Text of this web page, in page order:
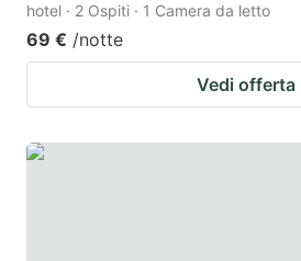
hotel · 2 Ospiti · 1 Camera da letto
69 € /notte
Vedi offerta